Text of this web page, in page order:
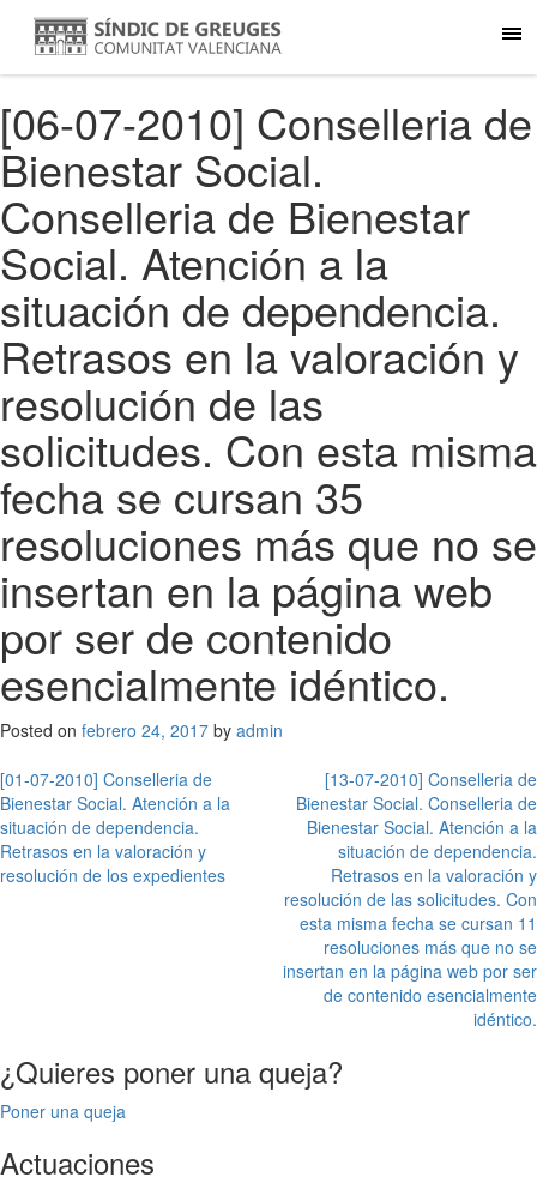
[06-07-2010] Conselleria de
Bienestar Social.
Conselleria de Bienestar
Social. Atención a la
situación de dependencia.
Retrasos en la valoración y
resolución de las
solicitudes. Con esta misma
fecha se cursan 35
resoluciones más que no se
insertan en la página web
por ser de contenido
esencialmente idéntico.
Posted on febrero 24, 2017 by admin
Navegación
de
entradas
[01-07-2010] Conselleria de
Bienestar Social. Atención a la
situación de dependencia.
Retrasos en la valoración y
resolución de los expedientes
[13-07-2010] Conselleria de
Bienestar Social. Conselleria de
Bienestar Social. Atención a la
situación de dependencia.
Retrasos en la valoración y
resolución de las solicitudes. Con
esta misma fecha se cursan 11
resoluciones más que no se
insertan en la página web por ser
de contenido esencialmente
idéntico.
¿Quieres poner una queja?
Poner una queja
Actuaciones